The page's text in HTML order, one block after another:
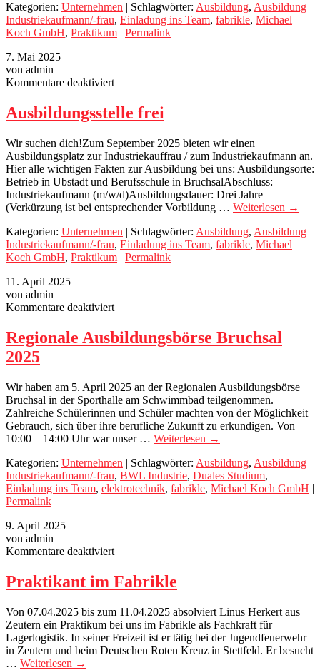
Kategorien: Unternehmen | Schlagwörter: Ausbildung, Ausbildung
Industriekaufmann/-frau, Einladung ins Team, fabrikle, Michael
Koch GmbH, Praktikum | Permalink
7. Mai 2025
von admin
Kommentare deaktiviertfür
frei
Ausbildungsstelle frei
Wir suchen dich!Zum September 2025 bieten wir einen
Ausbildungsplatz zur Industriekauffrau / zum Industriekaufmann an.
Hier alle wichtigen Fakten zur Ausbildung bei uns: Ausbildungsorte:
Betrieb in Ubstadt und Berufsschule in BruchsalAbschluss:
Industriekaufmann (m/w/d)Ausbildungsdauer: Drei Jahre
(Verkürzung ist bei entsprechender Vorbildung … Weiterlesen →
Kategorien: Unternehmen | Schlagwörter: Ausbildung, Ausbildung
Industriekaufmann/-frau, Einladung ins Team, fabrikle, Michael
Koch GmbH, Praktikum | Permalink
11. April 2025
von admin
Kommentare deaktiviertfür
Ausbildungsbörse
Bruchsal
Regionale Ausbildungsbörse Bruchsal
2025
Wir haben am 5. April 2025 an der Regionalen Ausbildungsbörse
Bruchsal in der Sporthalle am Schwimmbad teilgenommen.
Zahlreiche Schülerinnen und Schüler machten von der Möglichkeit
Gebrauch, sich über ihre berufliche Zukunft zu erkundigen. Von
10:00 – 14:00 Uhr war unser … Weiterlesen →
Kategorien: Unternehmen | Schlagwörter: Ausbildung, Ausbildung
Industriekaufmann/-frau, BWL Industrie, Duales Studium,
Einladung ins Team, elektrotechnik, fabrikle, Michael Koch GmbH |
Permalink
9. April 2025
von admin
Kommentare deaktiviertfür
im
Fabrikle
Praktikant im Fabrikle
Von 07.04.2025 bis zum 11.04.2025 absolviert Linus Herkert aus
Zeutern ein Praktikum bei uns im Fabrikle als Fachkraft für
Lagerlogistik. In seiner Freizeit ist er tätig bei der Jugendfeuerwehr
in Zeutern und beim Deutschen Roten Kreuz in Stettfeld. Er besucht
… Weiterlesen →